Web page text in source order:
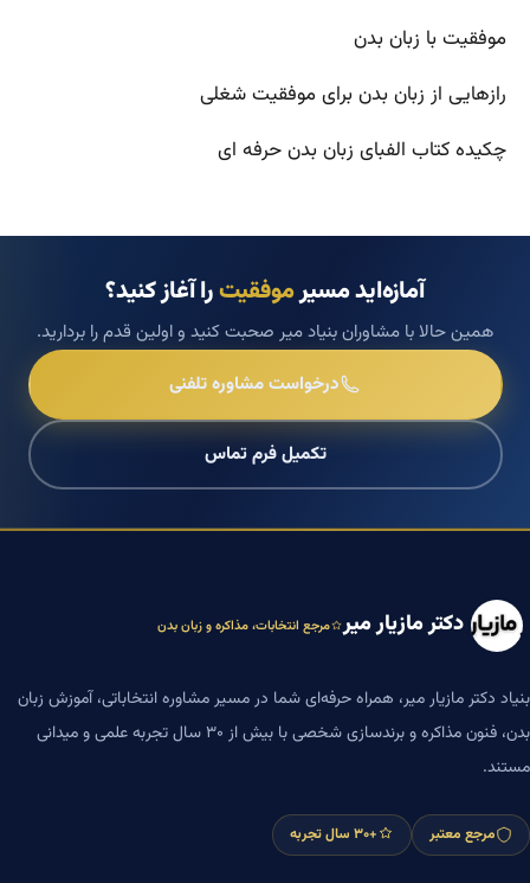
موفقیت با زبان بدن
رازهایی از زبان بدن برای موفقیت شغلی
چکیده کتاب الفبای زبان بدن حرفه ای
آمازه‌اید مسیرموفقیترا آغاز کنید؟
همین حالا با مشاوران بنیاد میر صحبت کنید و اولین قدم را بردارید.
درخواست مشاوره تلفنی
تکمیل فرم تماس
دکتر مازیار میر مرجع انتخابات، مذاکره و زبان بدن
بنیاد دکتر مازیار میر، همراه حرفه‌ای شما در مسیر مشاوره انتخاباتی، آموزش زبان
بدن، فنون مذاکره و برندسازی شخصی با بیش از ۳۰ سال تجربه علمی و میدانی
مستند.
مرجع معتبر +۳۰ سال تجربه